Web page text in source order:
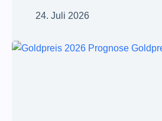
24. Juli 2026